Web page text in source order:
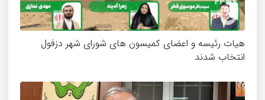
هیات رئیسه و اعضای کمیسون های شورای شهر دزفول
انتخاب شدند